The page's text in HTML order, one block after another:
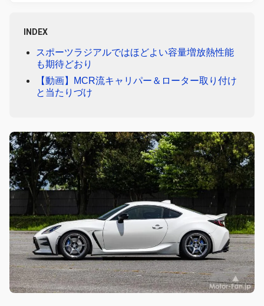
INDEX
スポーツラジアルではほどよい容量増放熱性能
も期待どおり
【動画】MCR流キャリパー＆ローター取り付け
と当たりづけ